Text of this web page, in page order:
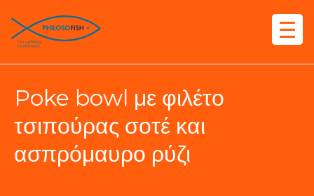
Poke bowl με φιλέτο
τσιπούρας σοτέ και
ασπρόμαυρο ρύζι